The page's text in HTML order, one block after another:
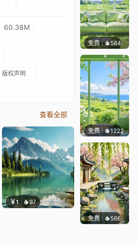
60.38M
版权声明
查看全部
￥1 97
免费 584豆子
免费 1222豆子
免费 566渔小小